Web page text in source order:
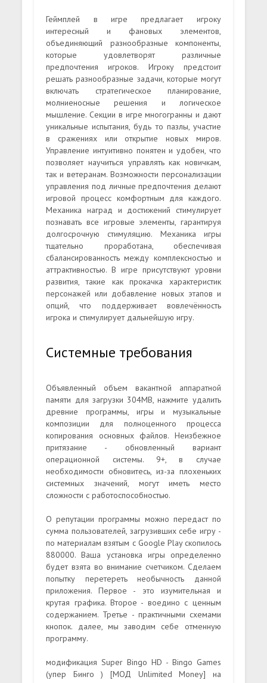
Геймплей в игре предлагает игроку
интересный и фановых элементов,
объединяющий разнообразные компоненты,
которые удовлетворят различные
предпочтения игроков. Игроку предстоит
решать разнообразные задачи, которые могут
включать стратегическое планирование,
молниеносные решения и логическое
мышление. Секции в игре многогранны и дают
уникальные испытания, будь то пазлы, участие
в сражениях или открытие новых миров.
Управление интуитивно понятен и удобен, что
позволяет научиться управлять как новичкам,
так и ветеранам. Возможности персонализации
управления под личные предпочтения делают
игровой процесс комфортным для каждого.
Механика наград и достижений стимулирует
познавать все игровые элементы, гарантируя
долгосрочную стимуляцию. Механика игры
тщательно проработана, обеспечивая
сбалансированность между комплексностью и
аттрактивностью. В игре присутствуют уровни
развития, такие как прокачка характеристик
персонажей или добавление новых этапов и
опций, что поддерживает вовлечённость
игрока и стимулирует дальнейшую игру.
Системные требования
Объявленный объем вакантной аппаратной
памяти для загрузки 304MB, нажмите удалить
древние программы, игры и музыкальные
композиции для полноценного процесса
копирования основных файлов. Неизбежное
притязание - обновленный вариант
операционной системы. 9+, в случае
необходимости обновитесь, из-за плохеньких
системных значений, могут иметь место
сложности с работоспособностью.
О репутации программы можно передаст по
сумма пользователей, загрузивших себе игру -
по материалам взятым с Google Play скопилось
880000. Ваша установка игры определенно
будет взята во внимание счетчиком. Сделаем
попытку перетереть необычность данной
приложения. Первое - это изумительная и
крутая графика. Второе - воедино с ценным
содержанием. Третье - практичными схемами
кнопок. далее, мы заводим себе отменную
программу.
модификация Super Bingo HD - Bingo Games
(упер Бинго ) [МОД Unlimited Money] на